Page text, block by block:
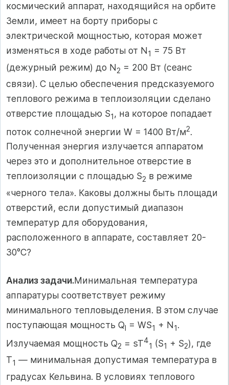
космический аппарат, находящийся на орбите
Земли, имеет на борту приборы с
электрической мощностью, которая может
изменяться в ходе работы от N1 = 75 Вт
(дежурный режим) до N2 = 200 Вт (сеанс
связи). С целью обеспечения предсказуемого
теплового режима в теплоизоляции сделано
отверстие площадью S1 , на которое попадает
поток солнечной энергии W = 1400 Вт/м2.
Полученная энергия излучается аппаратом
через это и дополнительное отверстие в
теплоизоляции с площадью S2 в режиме
«черного тела». Каковы должны быть площади
отверстий, если допустимый диапазон
температур для оборудования,
расположенного в аппарате, составляет 20-
30°С?
Анализ задачи.Минимальная температура
аппаратуры соответствует режиму
минимального тепловыделения. В этом случае
поступающая мощность Ql = WS1 + N1.
Излучаемая мощность Q2 = sT4
1 (S1 + S2), где
Т1 — минимальная допустимая температура в
градусах Кельвина. В условиях теплового